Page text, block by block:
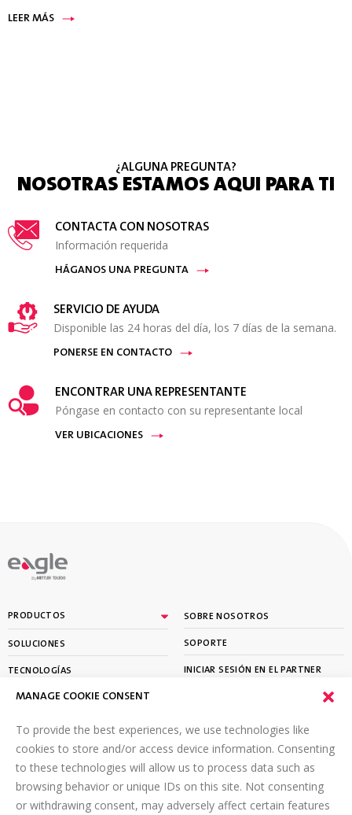
MANAGE COOKIE CONSENT
To provide the best experiences, we use technologies like
cookies to store and/or access device information. Consenting
to these technologies will allow us to process data such as
browsing behavior or unique IDs on this site. Not consenting
or withdrawing consent, may adversely affect certain features
LEER MÁS
¿ALGUNA PREGUNTA?
NOSOTRAS ESTAMOS AQUI PARA TI
CONTACTA CON NOSOTRAS
Información requerida
HÁGANOS UNA PREGUNTA
SERVICIO DE AYUDA
Disponible las 24 horas del día, los 7 días de la semana.
PONERSE EN CONTACTO
ENCONTRAR UNA REPRESENTANTE
Póngase en contacto con su representante local
VER UBICACIONES
By
PRODUCTOS
SOLUCIONES
TECNOLOGÍAS
APRENDER
SOBRE NOSOTROS
SOPORTE
INICIAR SESIÓN EN EL PARTNER
SUSCRÍBETE A NUESTRO BOLETÍN
Envíe un correo electrónico a*